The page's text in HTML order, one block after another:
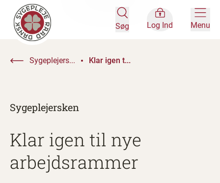
Søg Log Ind Menu
Sygeplejers... Klar igen t...
Sygeplejersken
Klar igen til nye
arbejdsrammer